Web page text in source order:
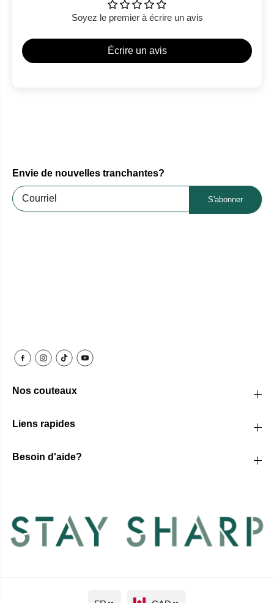
Soyez le premier à écrire un avis
Écrire un avis
Envie de nouvelles tranchantes?
S'abonner
Nos couteaux
Liens rapides
Besoin d'aide?